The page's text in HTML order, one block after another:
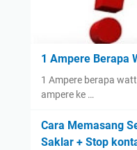
1 Ampere Berapa
1 Ampere berapa
ampere ke …
Cara Memasang
Saklar + Stop